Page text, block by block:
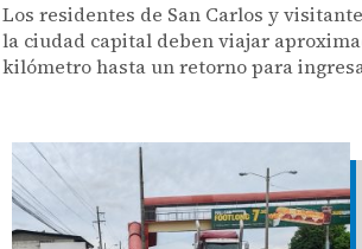
Los residentes de San Carlos y
la ciudad capital deben viajar
kilómetro hasta un retorno para